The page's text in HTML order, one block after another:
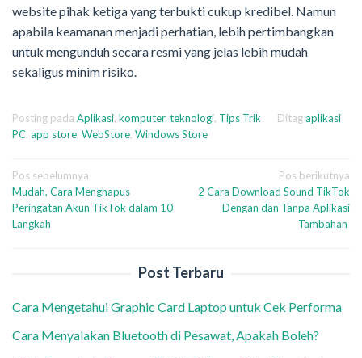
website pihak ketiga yang terbukti cukup kredibel. Namun
apabila keamanan menjadi perhatian, lebih pertimbangkan
untuk mengunduh secara resmi yang jelas lebih mudah
sekaligus minim risiko.
Posting pada Aplikasi, komputer, teknologi, Tips Trik Ditagaplikasi
PC, app store, WebStore, Windows Store
Navigasi
pos
Pos sebelumnya
Mudah, Cara Menghapus
Peringatan Akun TikTok dalam 10
Langkah
Pos berikutnya
2 Cara Download Sound TikTok
Dengan dan Tanpa Aplikasi
Tambahan
Post Terbaru
Cara Mengetahui Graphic Card Laptop untuk Cek Performa
Cara Menyalakan Bluetooth di Pesawat, Apakah Boleh?